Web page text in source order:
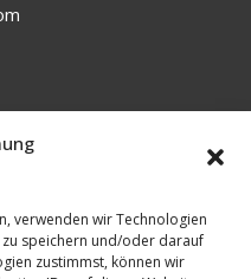
verwenden wir Technologien
speichern und/oder darauf
zustimmst, können wir